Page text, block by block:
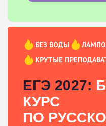
БЕЗ ВОДЫ
КРУТЫЕ
ЕГЭ 2027:
КУРС
ПО